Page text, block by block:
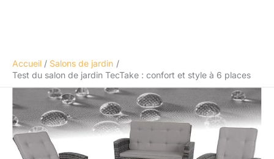
Accueil
Salons de jardin
Test du salon de jardin TecTake : confort et style à 6 places